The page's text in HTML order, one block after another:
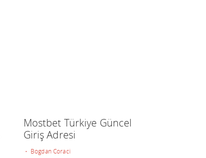
Mostbet Türkiye Güncel
Giriş Adresi
• Bogdan Coraci